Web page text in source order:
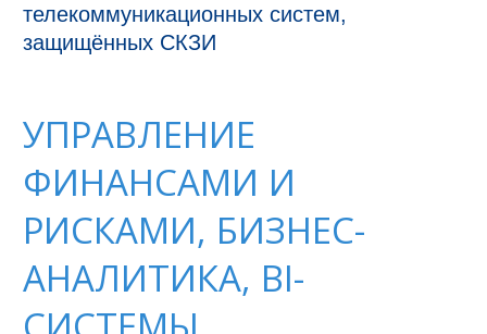
телекоммуникационных систем,
УПРАВЛЕНИЕ
ФИНАНСАМИ И
РИСКАМИ, БИЗНЕС-
АНАЛИТИКА, BI-